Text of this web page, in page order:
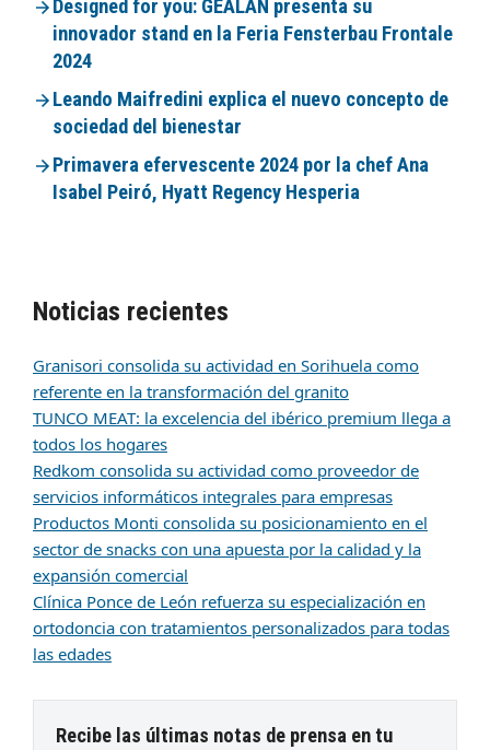
Designed for you: GEALAN presenta su
innovador stand en la Feria Fensterbau Frontale
2024
Leando Maifredini explica el nuevo concepto de
sociedad del bienestar
Primavera efervescente 2024 por la chef Ana
Isabel Peiró, Hyatt Regency Hesperia
Noticias recientes
Granisori consolida su actividad en Sorihuela como
referente en la transformación del granito
TUNCO MEAT: la excelencia del ibérico premium llega a
todos los hogares
Redkom consolida su actividad como proveedor de
servicios informáticos integrales para empresas
Productos Monti consolida su posicionamiento en el
sector de snacks con una apuesta por la calidad y la
expansión comercial
Clínica Ponce de León refuerza su especialización en
ortodoncia con tratamientos personalizados para todas
las edades
Recibe las últimas notas de prensa en tu